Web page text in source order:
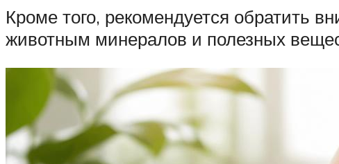
Кроме того, рекомендуется обратить
животным минералов и полезных